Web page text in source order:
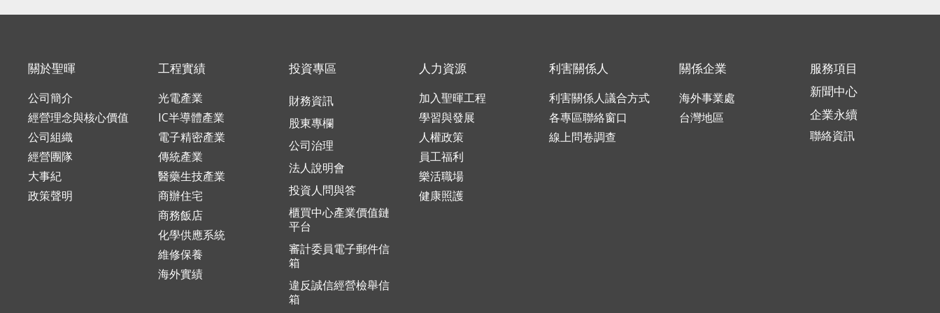
關於聖暉
公司簡介
經營理念與核心價值
公司組織
經營團隊
大事紀
政策聲明
工程實績
光電產業
IC半導體產業
電子精密產業
傳統產業
醫藥生技產業
商辦住宅
商務飯店
化學供應系統
維修保養
海外實績
投資專區
財務資訊
股東專欄
公司治理
法人說明會
投資人問與答
櫃買中心產業價值鏈
平台
審計委員電子郵件信
箱
違反誠信經營檢舉信
箱
人力資源
加入聖暉工程
學習與發展
人權政策
員工福利
樂活職場
健康照護
利害關係人
利害關係人議合方式
各專區聯絡窗口
線上問卷調查
關係企業
海外事業處
台灣地區
服務項目
新聞中心
企業永續
聯絡資訊